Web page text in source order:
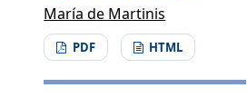
María de Martinis
PDF HTML